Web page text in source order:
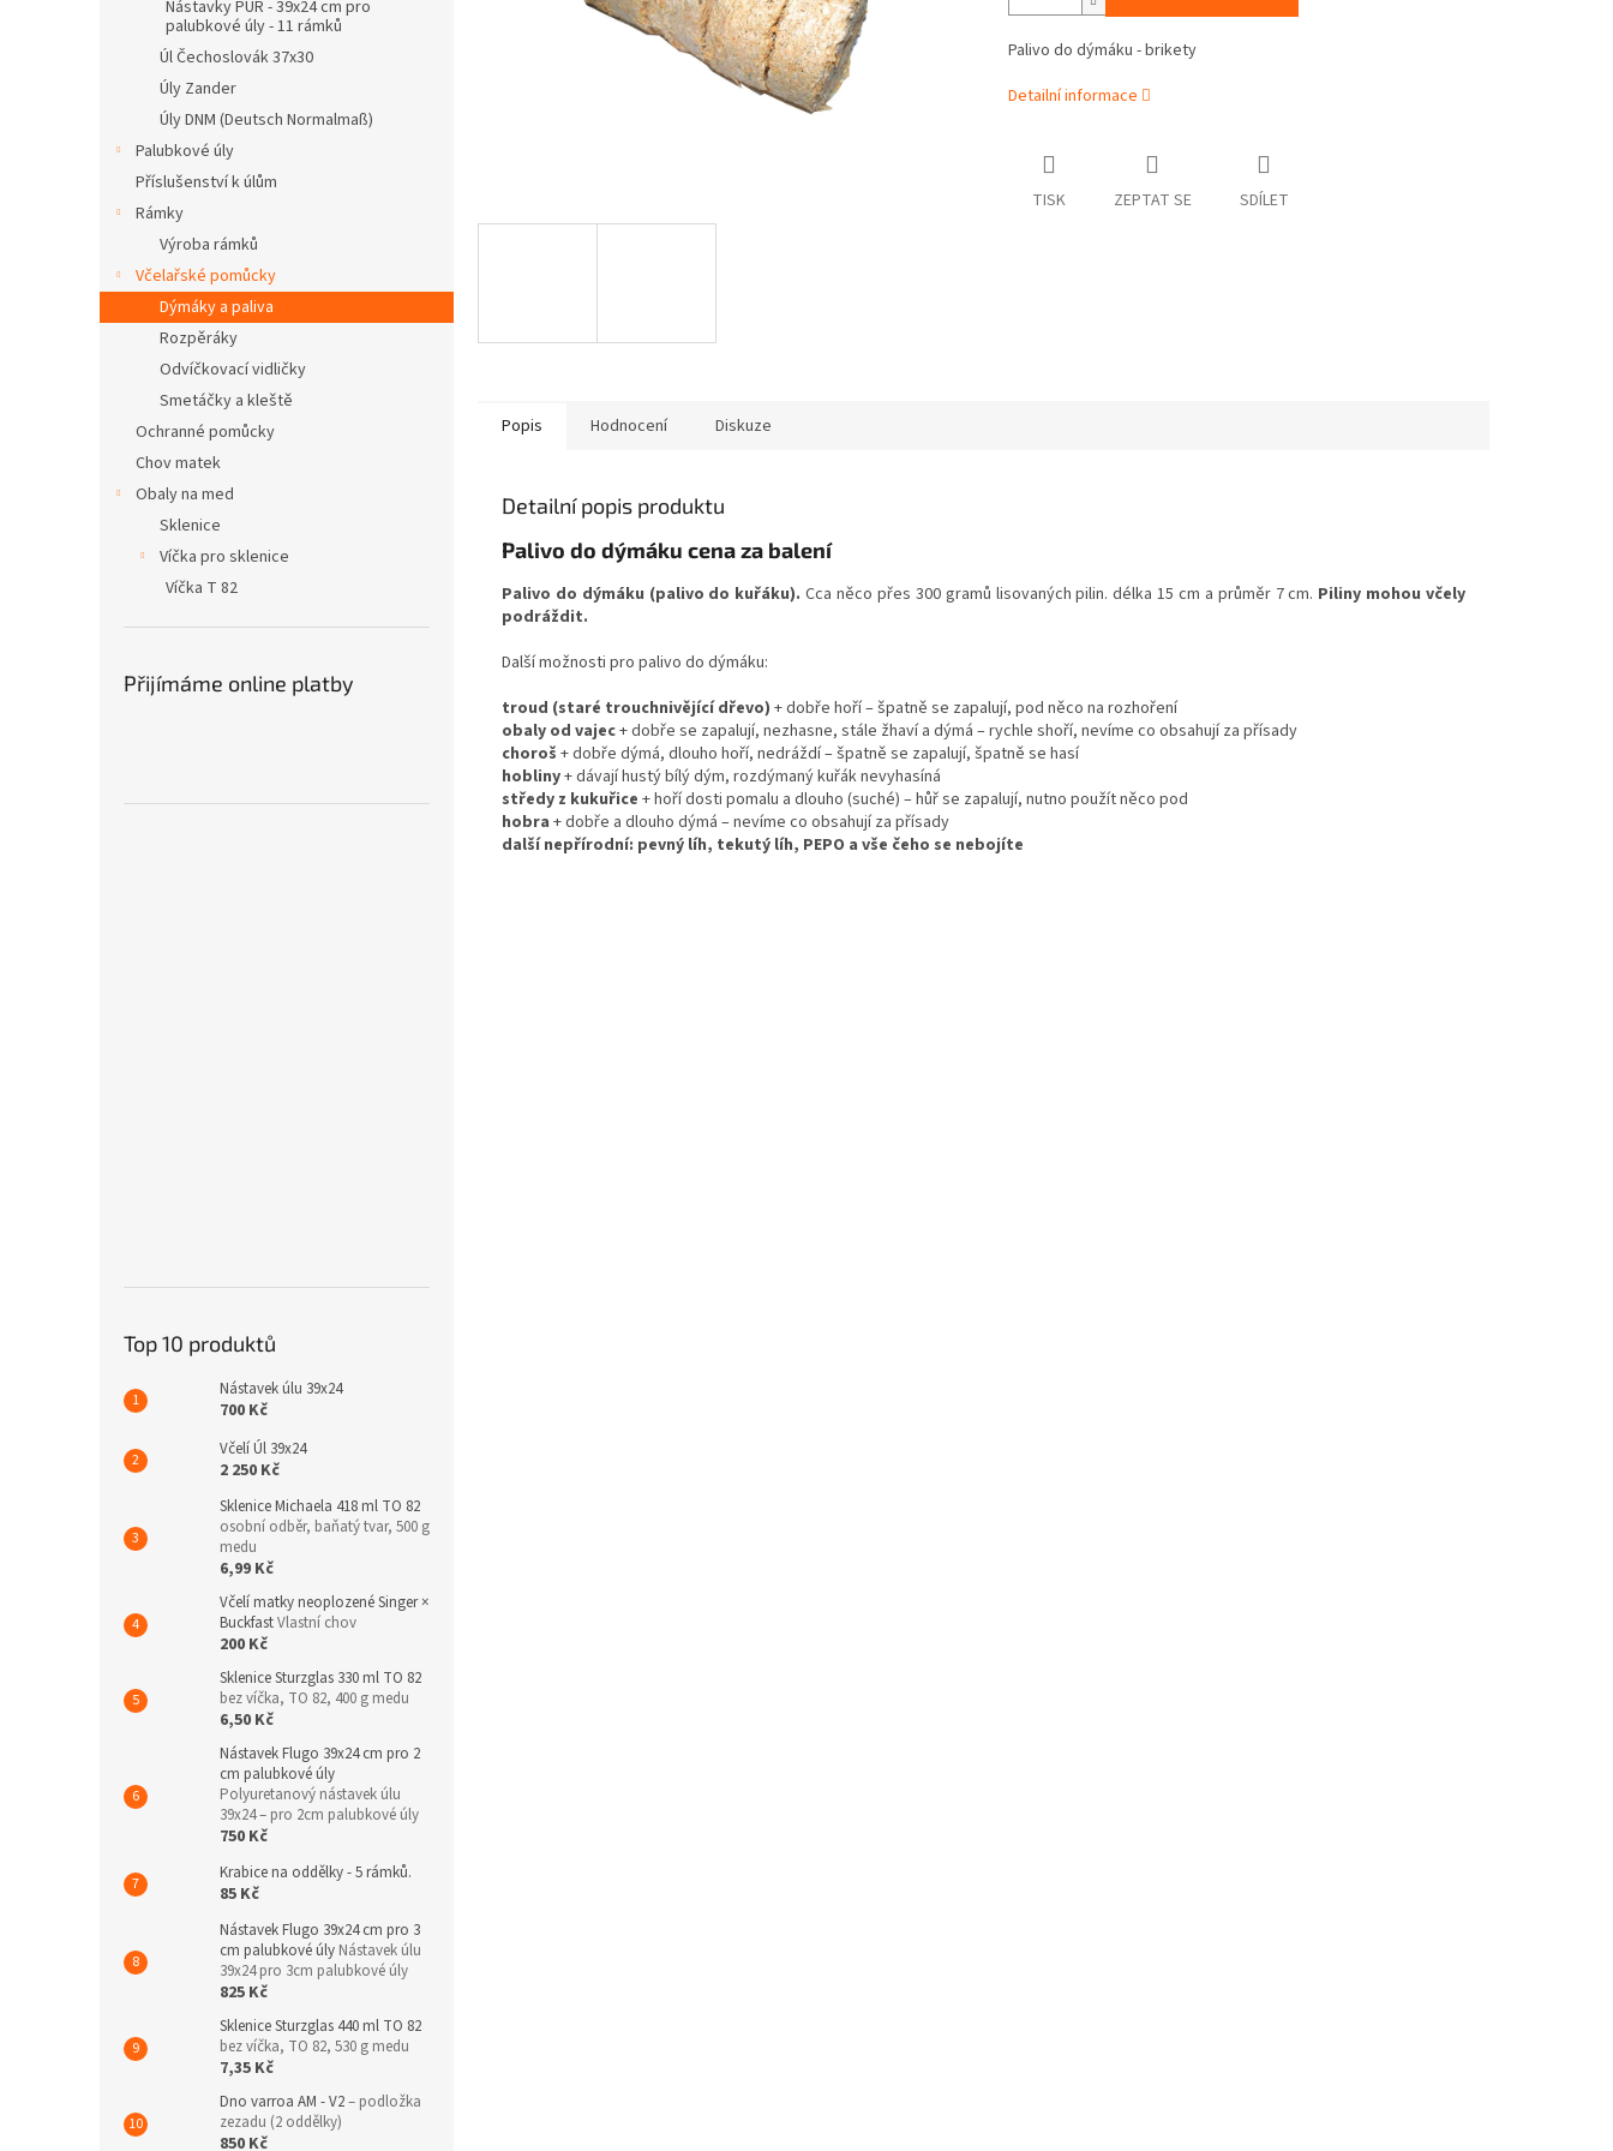
Nástavky PUR - 39x24 cm pro
palubkové úly - 11 rámků
Úl Čechoslovák 37x30
Úly Zander
Úly DNM (Deutsch Normalmaß)
Palubkové úly
Příslušenství k úlům
Rámky
Výroba rámků
Včelařské pomůcky
Dýmáky a paliva
Rozpěráky
Odvíčkovací vidličky
Smetáčky a kleště
Ochranné pomůcky
Chov matek
Obaly na med
Sklenice
Víčka pro sklenice
Víčka T 82
Přijímáme online platby
Top 10 produktů
Nástavek úlu 39x24
700 Kč
Včelí Úl 39x24
2 250 Kč
Sklenice Michaela 418 ml TO 82
osobní odběr, baňatý tvar, 500 g
medu
6,99 Kč
Včelí matky neoplozené Singer ×
BuckfastVlastní chov
200 Kč
Sklenice Sturzglas 330 ml TO 82
bez víčka, TO 82, 400 g medu
6,50 Kč
Nástavek Flugo 39x24 cm pro 2
cm palubkové úly
Polyuretanový nástavek úlu
39x24 – pro 2cm palubkové úly
750 Kč
Krabice na oddělky - 5 rámků.
85 Kč
Nástavek Flugo 39x24 cm pro 3
cm palubkové úly Nástavek úlu
39x24 pro 3cm palubkové úly
825 Kč
Sklenice Sturzglas 440 ml TO 82
bez víčka, TO 82, 530 g medu
7,35 Kč
Dno varroa AM - V2– podložka
zezadu (2 oddělky)
850 Kč
Palivo do dýmáku - brikety
Detailní informace
TISK ZEPTAT SE SDÍLET
Popis Hodnocení Diskuze
Detailní popis produktu
Palivo do dýmáku cena za balení
Palivo do dýmáku (palivo do kuřáku).Cca něco přes 300 gramů lisovaných pilin. délka 15 cm a průměr 7 cm. Piliny mohou včely
podráždit.
Další možnosti pro palivo do dýmáku:
troud (staré trouchnivějící dřevo) + dobře hoří – špatně se zapalují, pod něco na rozhoření
obaly od vajec+ dobře se zapalují, nezhasne, stále žhaví a dýmá – rychle shoří, nevíme co obsahují za přísady
choroš + dobře dýmá, dlouho hoří, nedráždí – špatně se zapalují, špatně se hasí
hobliny+ dávají hustý bílý dým, rozdýmaný kuřák nevyhasíná
středy z kukuřice + hoří dosti pomalu a dlouho (suché) – hůř se zapalují, nutno použít něco pod
hobra + dobře a dlouho dýmá – nevíme co obsahují za přísady
další nepřírodní: pevný líh, tekutý líh, PEPO a vše čeho se nebojíte